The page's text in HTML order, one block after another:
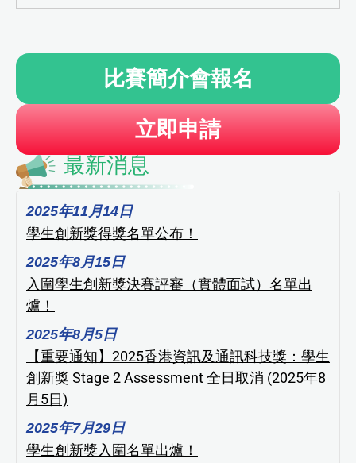
比賽簡介會報名
立即申請
最新消息
2025年11月14日
學生創新獎得獎名單公布！
2025年8月15日
入圍學生創新獎決賽評審（實體面試）名單出
爐！
2025年8月5日
【重要通知】2025香港資訊及通訊科技獎：學生
創新獎 Stage 2 Assessment 全日取消 (2025年8
月5日)
2025年7月29日
學生創新獎入圍名單出爐！